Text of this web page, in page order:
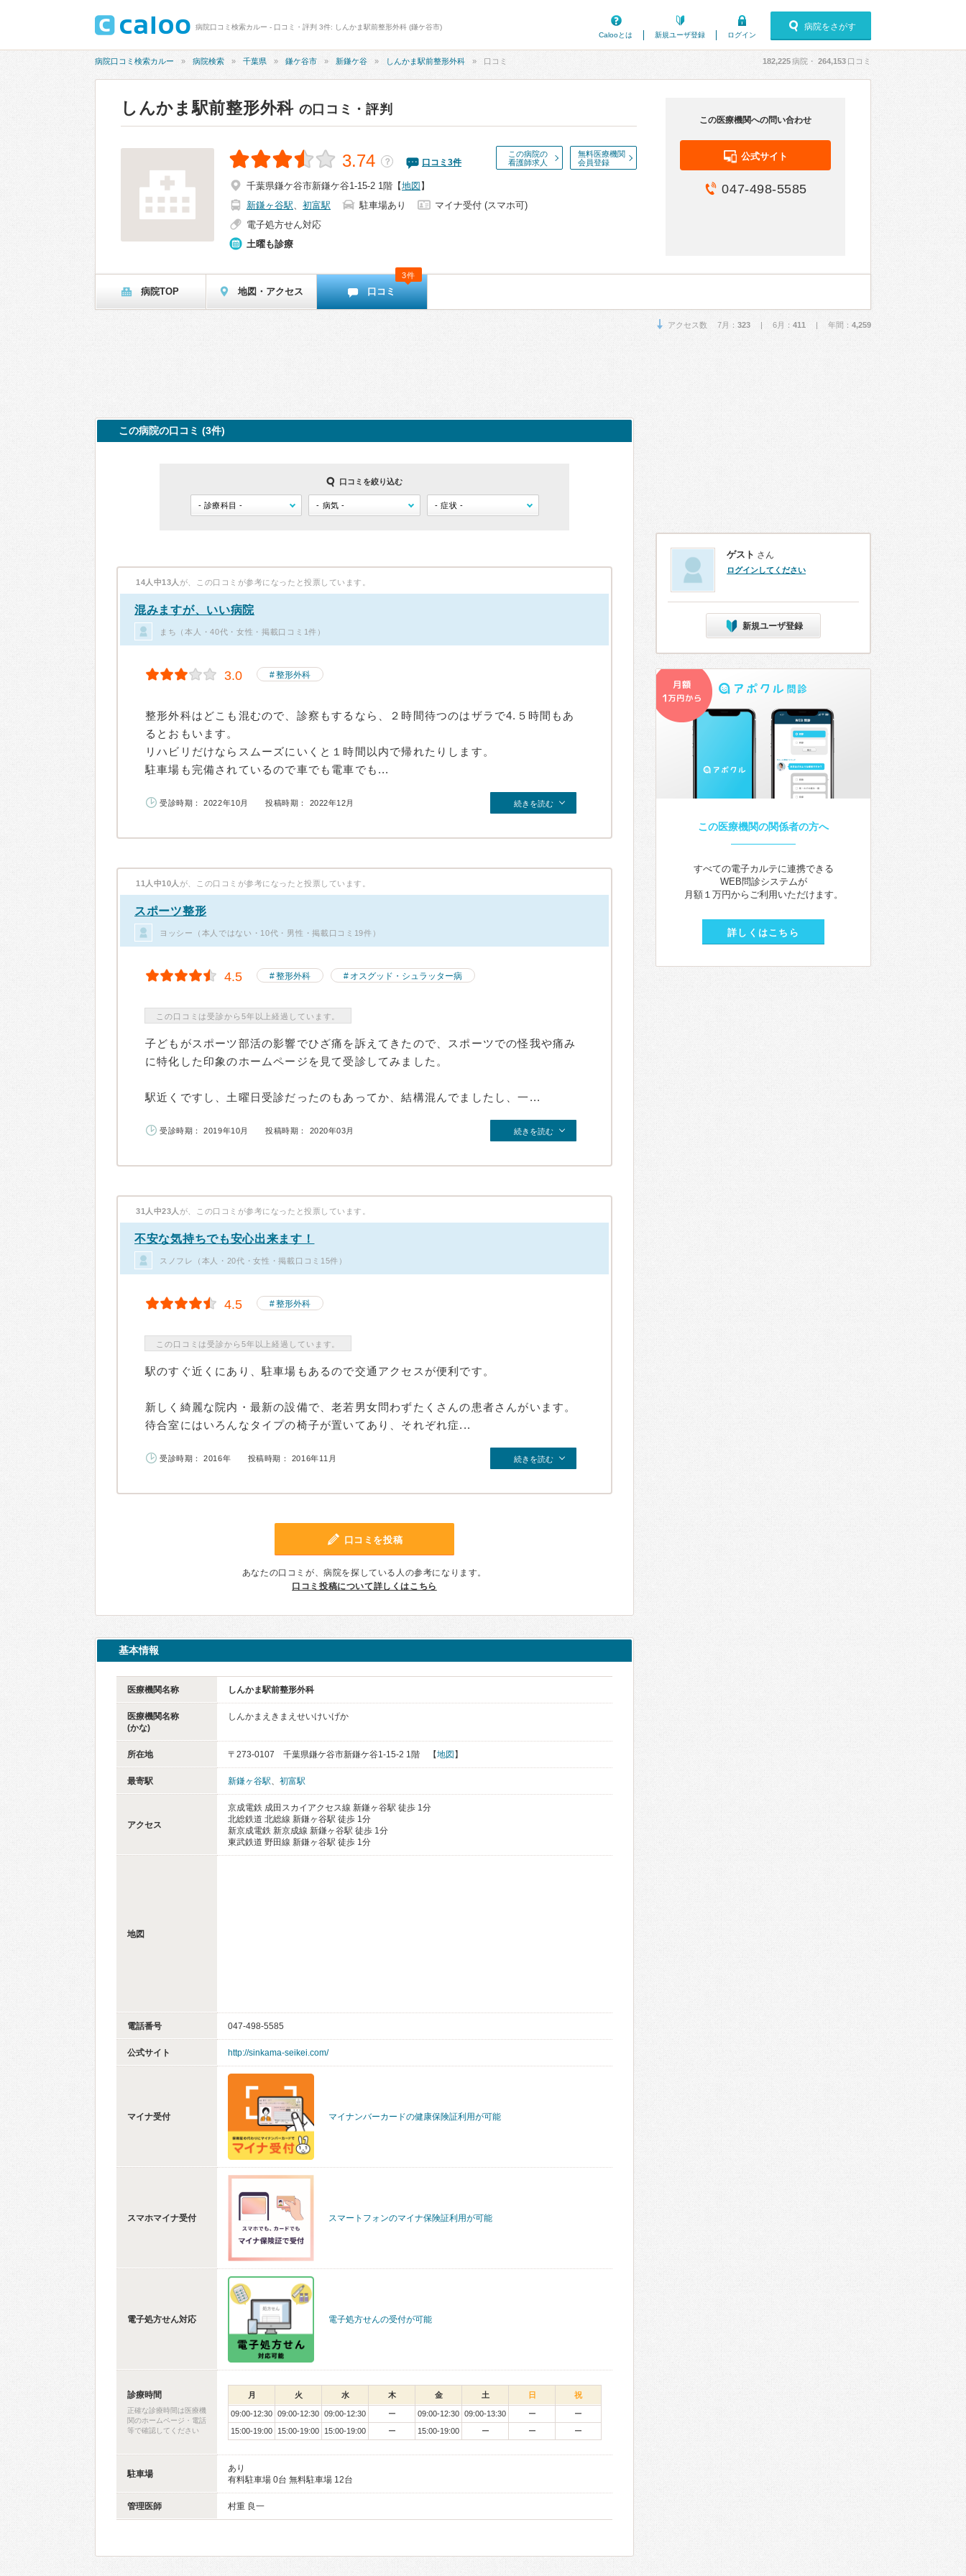
病院口コミ検索カルー - 口コミ・評判 3件: しんかま駅前整形外科 (鎌ケ谷市)
Calooとは
新規ユーザ登録 ログイン
病院をさがす
病院口コミ検索カルー 病院検索 千葉県 鎌ケ谷市 新鎌ケ谷 しんかま駅前整形外科 口コミ 182,225病院・ 264,153 口コミ
しんかま駅前整形外科 の口コミ・評判
この病院の
看護師求人
無料医療機関
会員登録
3.74 ？ 口コミ 3件
千葉県鎌ケ谷市新鎌ケ谷1-15-2 1階 【地図 】
新鎌ヶ谷駅、 初富駅 駐車場あり
マイナ受付 (スマホ可)
電子処方せん対応
土曜も診療
この医療機関への問い合わせ
公式サイト
047-498-5585
病院TOP 地図・アクセス 口コミ
3件
アクセス数 7月： 323 | 6月： 411 | 年間： 4,259
この病院の口コミ (3件)
口コミを絞り込む
14人中13人 が、この口コミが参考になったと投票しています。
混みますが、いい病院
まち（本人・40代・女性・掲載口コミ1件）
3.0 整形外科
整形外科はどこも混むので、診察もするなら、２時間待つのはザラで4.５時間もあ
るとおもいます。
リハビリだけならスムーズにいくと１時間以内で帰れたりします。
駐車場も完備されているので車でも電車でも...
受診時期： 2022年10月 投稿時期： 2022年12月 続きを読む
11人中10人 が、この口コミが参考になったと投票しています。
スポーツ整形
ヨッシー（本人ではない・10代・男性・掲載口コミ19件）
4.5 整形外科 オスグッド・シュラッター病
この口コミは受診から5年以上経過しています。
子どもがスポーツ部活の影響でひざ痛を訴えてきたので、スポーツでの怪我や痛み
に特化した印象のホームページを見て受診してみました。
駅近くですし、土曜日受診だったのもあってか、結構混んでましたし、一...
受診時期： 2019年10月 投稿時期： 2020年03月 続きを読む
31人中23人 が、この口コミが参考になったと投票しています。
不安な気持ちでも安心出来ます！
スノフレ（本人・20代・女性・掲載口コミ15件）
4.5 整形外科
この口コミは受診から5年以上経過しています。
駅のすぐ近くにあり、駐車場もあるので交通アクセスが便利です。
新しく綺麗な院内・最新の設備で、老若男女問わずたくさんの患者さんがいます。
待合室にはいろんなタイプの椅子が置いてあり、それぞれ症...
受診時期： 2016年 投稿時期： 2016年11月 続きを読む
口コミを投稿
あなたの口コミが、病院を探している人の参考になります。
口コミ投稿について詳しくはこちら
基本情報
医療機関名称 しんかま駅前整形外科
医療機関名称
(かな)
しんかまえきまえせいけいげか
所在地 〒273-0107 千葉県鎌ケ谷市新鎌ケ谷1-15-2 1階 【地図 】
最寄駅 新鎌ヶ谷駅、 初富駅
アクセス
京成電鉄 成田スカイアクセス線 新鎌ヶ谷駅 徒歩 1分
北総鉄道 北総線 新鎌ヶ谷駅 徒歩 1分
新京成電鉄 新京成線 新鎌ヶ谷駅 徒歩 1分
東武鉄道 野田線 新鎌ヶ谷駅 徒歩 1分
地図
電話番号 047-498-5585
公式サイト http://sinkama-seikei.com/
マイナ受付 マイナンバーカードの健康保険証利用が可能
スマホマイナ受付 スマートフォンのマイナ保険証利用が可能
電子処方せん対応 電子処方せんの受付が可能
診療時間
正確な診療時間は医療機
関のホームページ・電話
等で確認してください
月 火 水 木 金 土 日 祝
09:00-12:30 09:00-12:30 09:00-12:30 ー 09:00-12:30 09:00-13:30 ー
ー
15:00-19:00
15:00-19:00 15:00-19:00 ー 15:00-19:00 ー ー ー
駐車場
あり
有料駐車場 0台 無料駐車場 12台
管理医師 村重 良一
ゲスト さん
ログインしてください
新規ユーザ登録
この医療機関の関係者の方へ
すべての電子カルテに連携できる
WEB問診システムが
月額１万円からご利用いただけます。
詳しくはこちら